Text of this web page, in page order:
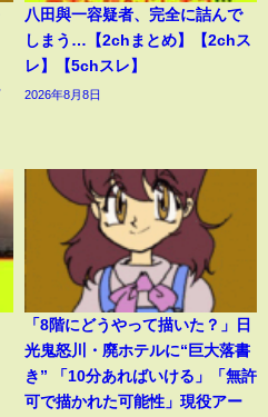
八田與一容疑者、完全に詰んで
しまう…【2chまとめ】【2chス
レ】【5chスレ】
2026年8月8日
「8階にどうやって描いた？」日
光鬼怒川・廃ホテルに“巨大落書
き” 「10分あればいける」「無許
可で描かれた可能性」現役アー